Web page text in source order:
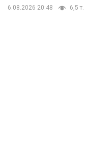
6.08.2026 20:48 6,5 т.